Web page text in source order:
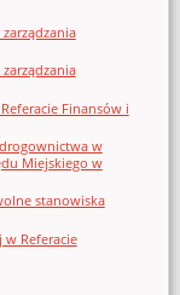
Finansów i
w
Miejskiego w
stanowiska
Referacie